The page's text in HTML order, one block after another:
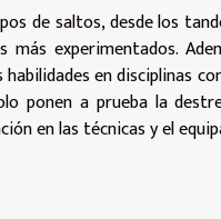
de saltos, desde los
más experimentados.
en disciplinas
ponen a prueba la
en las técnicas y el